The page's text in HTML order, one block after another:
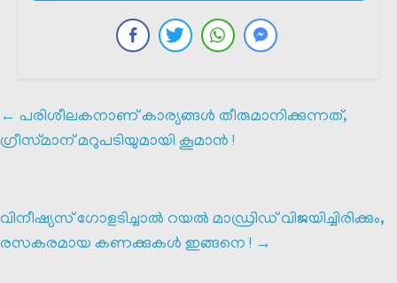
← പരിശീലകനാണ് കാര്യങ്ങൾ തീരുമാനിക്കുന്നത്,
ഗ്രീസ്‌മാന്‌ മറുപടിയുമായി കൂമാൻ !
വിനീഷ്യസ് ഗോളടിച്ചാൽ റയൽ മാഡ്രിഡ്‌ വിജയിച്ചിരിക്കും,
രസകരമായ കണക്കുകൾ ഇങ്ങനെ ! →